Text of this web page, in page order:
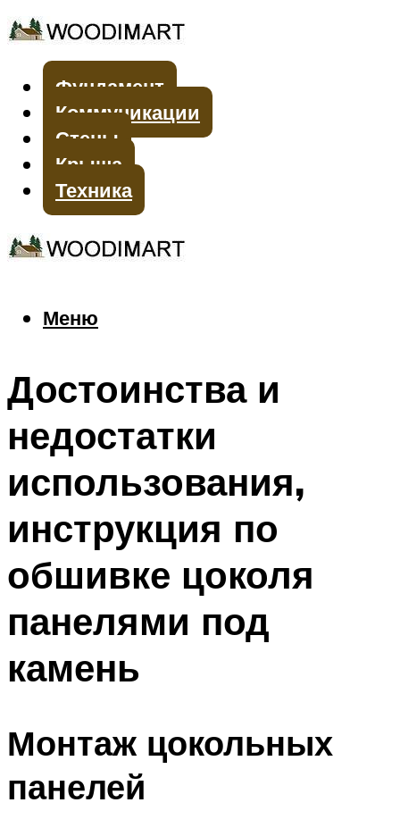
Фундамент
Коммуникации
Стены
Крыша
Техника
Меню
Меню
Достоинства и
недостатки
использования,
инструкция по
обшивке цоколя
панелями под
камень
Монтаж цокольных
панелей